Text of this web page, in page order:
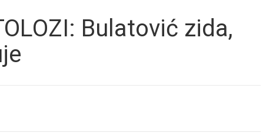
Bulatović zida,